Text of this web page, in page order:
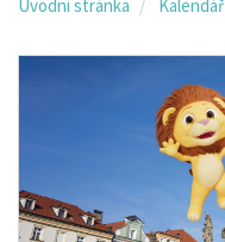
Úvodní stránka Kalendář